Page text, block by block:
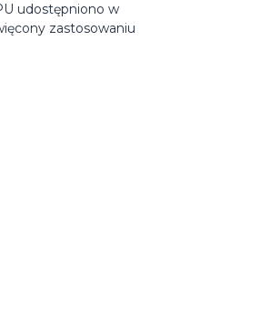
udostępniono w
zastosowaniu